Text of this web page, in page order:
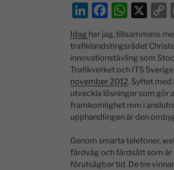
Li
n
k
e
dI
n
F
c
e
b
o
o
k
W
at
s
A
p
p
X
y
k
Idag har jag, tillsammans
trafiklandstingsrådet
innovationstävling som
Trafikverket och ITS
november 2012. Syftet
utveckla lösningar som gör
framkomlighet mm i
upphandlingen är den
Genom smarta telefoner,
färdväg och färdsätt som
förutsägbar tid. De tre